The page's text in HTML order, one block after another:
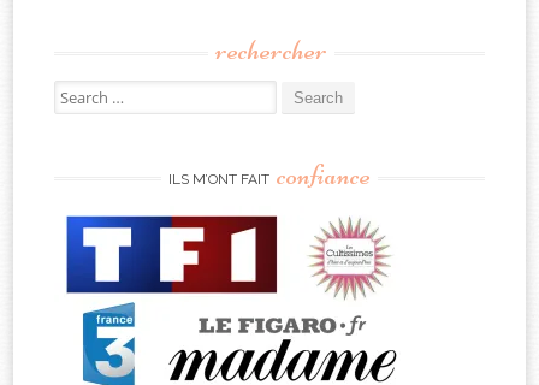
rechercher
Search
for:
ILS M’ONT FAIT confiance